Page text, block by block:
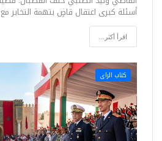
أسئلة كبرى اعتقال قاضٍ بتهمة
اقرأ أكثر...
كتاب الراى